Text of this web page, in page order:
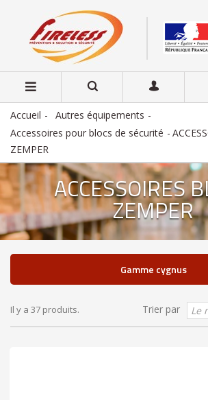
Accueil
Autres équipements
Accessoires pour blocs de sécurité
ZEMPER
ACCESSOIRES
ZEMPER
gamme cygnus
Il y a 37 produits. Trier par